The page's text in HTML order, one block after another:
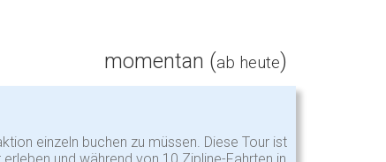
momentan (ab heute)
einzeln buchen zu müssen. Diese Tour ist